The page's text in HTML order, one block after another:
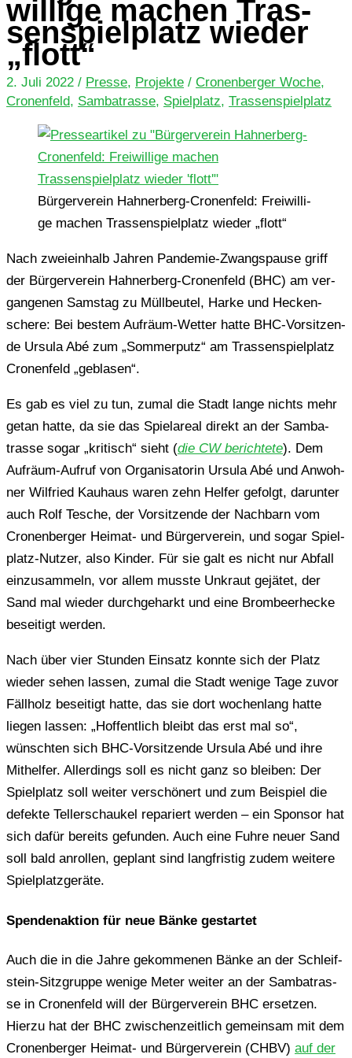
wil­li­ge machen Tras­
sen­spiel­platz wieder
„flott“
2. Juli 2022 / Presse, Projekte / Cronenberger Woche,
Cronenfeld, Sambatrasse, Spielplatz, Trassenspielplatz
Bür­ger­ver­ein Hah­ner­berg-Cro­nen­feld: Frei­wil­li­
ge machen Tras­sen­spiel­platz wieder „flott“
Nach zwei­ein­halb Jahren Pan­de­mie-Zwangs­pau­se griff
der Bür­ger­ver­ein Hah­ner­berg-Cro­nen­feld (BHC) am ver­
gan­ge­nen Sams­tag zu Müll­beu­tel, Harke und Hecken­
sche­re: Bei bestem Auf­räum-Wetter hatte BHC-Vor­sit­zen­
de Ursula Abé zum „Som­mer­putz“ am Tras­sen­spiel­platz
Cro­nen­feld „gebla­sen“.
Es gab es viel zu tun, zumal die Stadt lange nichts mehr
getan hatte, da sie das Spiel­are­al direkt an der Sam­ba­
tras­se sogar „kri­tisch“ sieht (die CW berich­te­te). Dem
Auf­räum-Aufruf von Orga­ni­sa­to­rin Ursula Abé und Anwoh­
ner Wil­fried Kau­haus waren zehn Helfer gefolgt, dar­un­ter
auch Rolf Tesche, der Vor­sit­zen­de der Nach­barn vom
Cro­nen­ber­ger Heimat- und Bür­ger­ver­ein, und sogar Spiel­
platz-Nutzer, also Kinder. Für sie galt es nicht nur Abfall
ein­zu­sam­meln, vor allem musste Unkraut gejä­tet, der
Sand mal wieder durch­ge­harkt und eine Brom­beer­he­cke
besei­tigt werden.
Nach über vier Stun­den Ein­satz konnte sich der Platz
wieder sehen lassen, zumal die Stadt wenige Tage zuvor
Fäll­holz besei­tigt hatte, das sie dort wochen­lang hatte
liegen lassen: „Hof­fent­lich bleibt das erst mal so“,
wünsch­ten sich BHC-Vor­sit­zen­de Ursula Abé und ihre
Mit­hel­fer. Aller­dings soll es nicht ganz so blei­ben: Der
Spiel­platz soll weiter ver­schö­nert und zum Bei­spiel die
defek­te Tel­ler­schau­kel repa­riert werden – ein Spon­sor hat
sich dafür bereits gefun­den. Auch eine Fuhre neuer Sand
soll bald anrol­len, geplant sind lang­fris­tig zudem wei­te­re
Spielplatzgeräte.
Spen­den­ak­ti­on für neue Bänke gestartet
Auch die in die Jahre gekom­me­nen Bänke an der Schleif­
stein-Sitz­grup­pe wenige Meter weiter an der Sam­ba­tras­
se in Cro­nen­feld will der Bür­ger­ver­ein BHC erset­zen.
Hierzu hat der BHC zwi­schen­zeit­lich gemein­sam mit dem
Cro­nen­ber­ger Heimat- und Bür­ger­ver­ein (CHBV) auf der